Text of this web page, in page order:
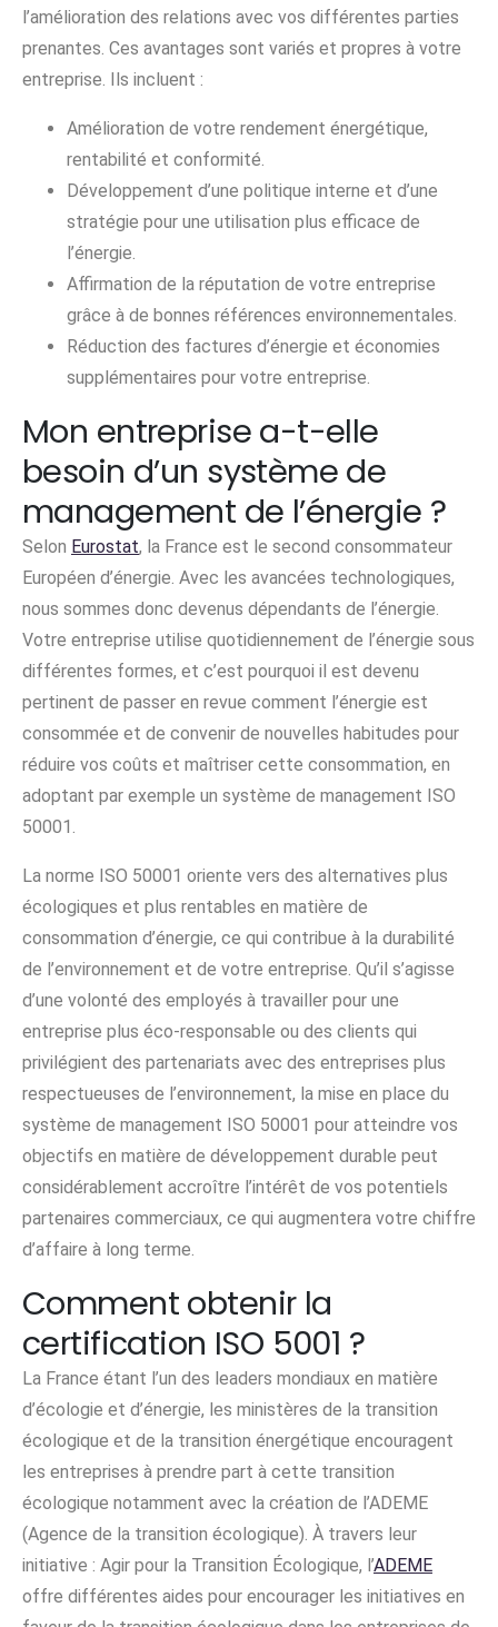
l’amélioration des relations avec vos différentes parties
prenantes. Ces avantages sont variés et propres à votre
entreprise. Ils incluent :
Amélioration de votre rendement énergétique,
rentabilité et conformité.
Développement d’une politique interne et d’une
stratégie pour une utilisation plus efficace de
l’énergie.
Affirmation de la réputation de votre entreprise
grâce à de bonnes références environnementales.
Réduction des factures d’énergie et économies
supplémentaires pour votre entreprise.
Mon entreprise a-t-elle
besoin d’un système de
management de l’énergie ?
Selon Eurostat, la France est le second consommateur
Européen d’énergie. Avec les avancées technologiques,
nous sommes donc devenus dépendants de l’énergie.
Votre entreprise utilise quotidiennement de l’énergie sous
différentes formes, et c’est pourquoi il est devenu
pertinent de passer en revue comment l’énergie est
consommée et de convenir de nouvelles habitudes pour
réduire vos coûts et maîtriser cette consommation, en
adoptant par exemple un système de management ISO
50001.
La norme ISO 50001 oriente vers des alternatives plus
écologiques et plus rentables en matière de
consommation d’énergie, ce qui contribue à la durabilité
de l’environnement et de votre entreprise. Qu’il s’agisse
d’une volonté des employés à travailler pour une
entreprise plus éco-responsable ou des clients qui
privilégient des partenariats avec des entreprises plus
respectueuses de l’environnement, la mise en place du
système de management ISO 50001 pour atteindre vos
objectifs en matière de développement durable peut
considérablement accroître l’intérêt de vos potentiels
partenaires commerciaux, ce qui augmentera votre chiffre
d’affaire à long terme.
Comment obtenir la
certification ISO 5001 ?
La France étant l’un des leaders mondiaux en matière
d’écologie et d’énergie, les ministères de la transition
écologique et de la transition énergétique encouragent
les entreprises à prendre part à cette transition
écologique notamment avec la création de l’ADEME
(Agence de la transition écologique). À travers leur
initiative : Agir pour la Transition Écologique, l’ADEME
offre différentes aides pour encourager les initiatives en